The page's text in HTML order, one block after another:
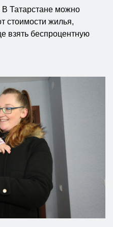
В Татарстане можно
стоимости жилья,
взять беспроцентную